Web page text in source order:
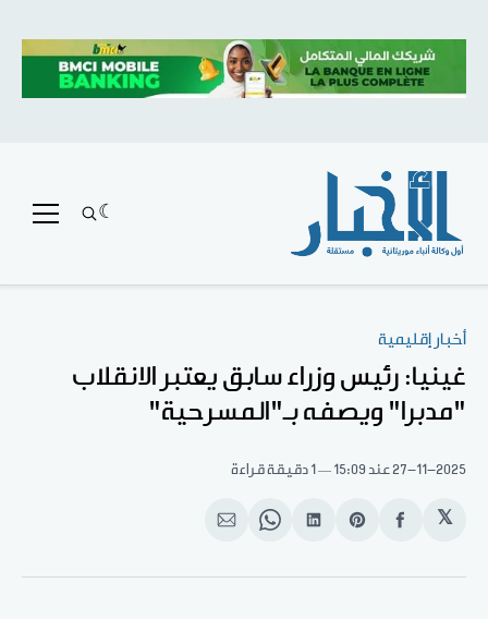
أخبار إقليمية
غينيا: رئيس وزراء سابق يعتبر الانقلاب
"مدبرا" ويصفه بـ"المسرحية"
27-11-2025عند 15:09 1 دقيقة قراءة
𝕏
انشر
الفيسبوك
Share
Pinterest
انشر
لينكد
Share
WhatsApp
انشر
الإيميل